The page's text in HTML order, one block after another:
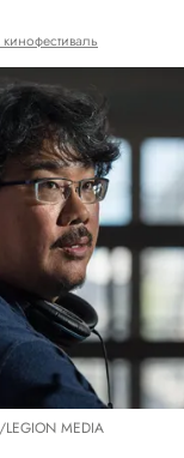
LEGION MEDIA